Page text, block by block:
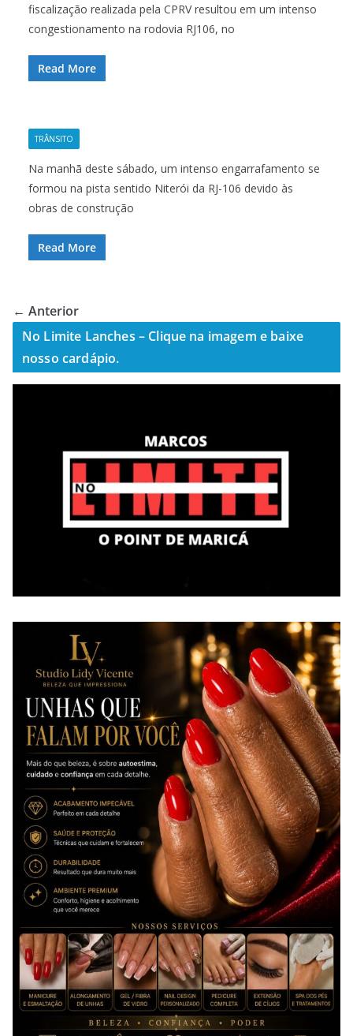
fiscalização realizada pela CPRV resultou em um intenso
congestionamento na rodovia RJ106, no
Read More
TRÂNSITO
Na manhã deste sábado, um intenso engarrafamento se
formou na pista sentido Niterói da RJ-106 devido às
obras de construção
Read More
← Anterior
No Limite Lanches – Clique na imagem e baixe
nosso cardápio.